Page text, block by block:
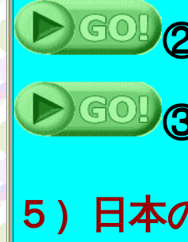
５）日本